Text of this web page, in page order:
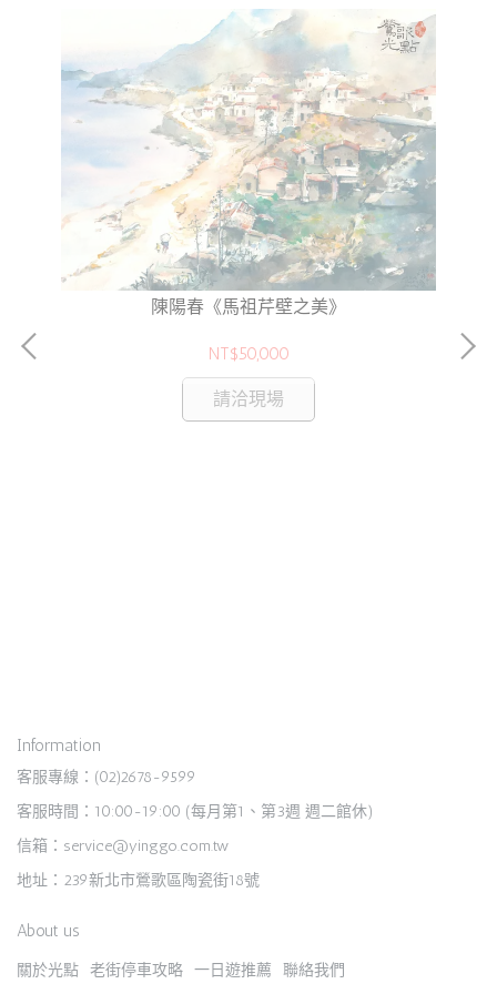
陳陽春《馬祖芹壁之美》
NT$50,000
請洽現場
Information
客服專線：(02)2678-9599
客服時間：10:00-19:00 (每月第1、第3週 週二館休)
信箱：service@yinggo.com.tw
地址：239新北市鶯歌區陶瓷街18號
About us
關於光點 老街停車攻略 一日遊推薦 聯絡我們